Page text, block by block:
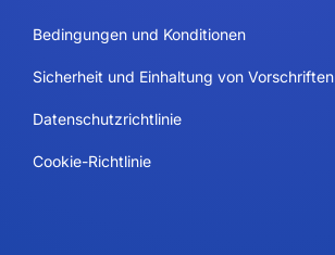
Bedingungen und Konditionen
Sicherheit und Einhaltung von Vorschriften
Datenschutzrichtlinie
Cookie-Richtlinie